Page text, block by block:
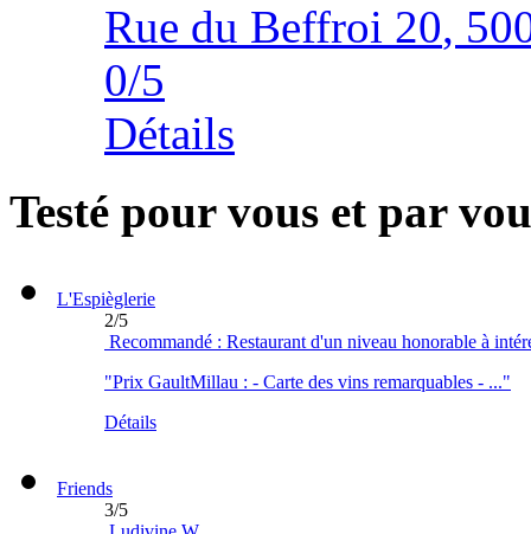
Rue du Beffroi 20,
0/5
Détails
Testé pour vous et par
L'Espièglerie
2/5
Recommandé : Restaurant d'un niveau honorable à
"Prix GaultMillau : - Carte des vins remarquables - ..."
Détails
Friends
3/5